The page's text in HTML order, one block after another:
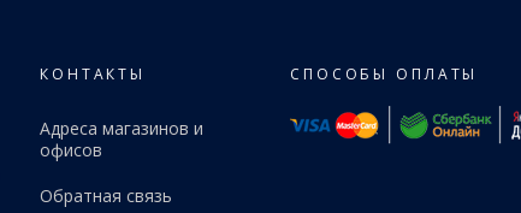
КОНТАКТЫ
Адреса магазинов и
офисов
Обратная связь
СПОСОБЫ ОПЛАТЫ